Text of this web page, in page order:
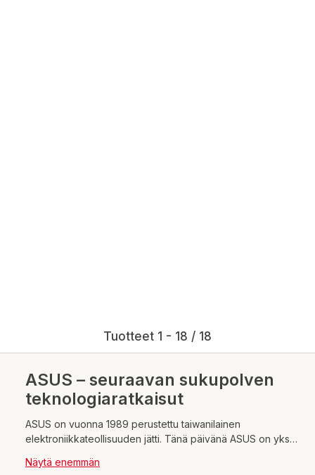
Tuotteet 1 - 18 / 18
ASUS – seuraavan sukupolven
teknologiaratkaisut
ASUS on vuonna 1989 perustettu taiwanilainen
elektroniikkateollisuuden jätti. Tänä päivänä ASUS on yksi
kannettavien tietokoneiden valmistajista. Sen
Näytä enemmän